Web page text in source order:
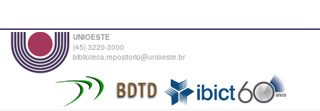
UNIOESTE
(45) 3220-3000
biblioteca.repositorio@unioeste.br